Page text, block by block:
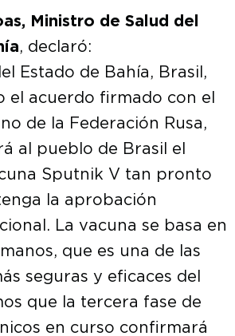
Ministro de Salud del
, declaró:
Estado de Bahía, Brasil,
el acuerdo firmado con el
de la Federación Rusa,
al pueblo de Brasil el
Sputnik V tan pronto
la aprobación
La vacuna se basa en
que es una de las
seguras y eficaces del
que la tercera fase de
en curso confirmará